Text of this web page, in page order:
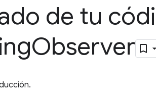
de tu
Observer